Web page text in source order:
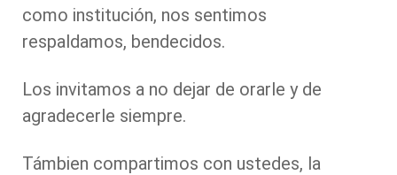
como institución, nos sentimos
respaldamos, bendecidos.
Los invitamos a no dejar de orarle y de
agradecerle siempre.
Támbien compartimos con ustedes, la